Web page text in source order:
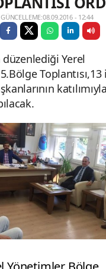
GÜNCELLEME:08.09.2016 - 12:44
Yerel
Toplantısı,13
katılımıyla